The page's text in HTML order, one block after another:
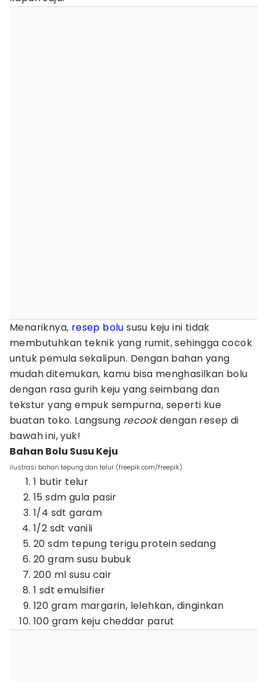
Menariknya, resep bolu susu keju ini tidak
membutuhkan teknik yang rumit, sehingga cocok
untuk pemula sekalipun. Dengan bahan yang
mudah ditemukan, kamu bisa menghasilkan bolu
dengan rasa gurih keju yang seimbang dan
tekstur yang empuk sempurna, seperti kue
buatan toko. Langsung recookdengan resep di
bawah ini, yuk!
Bahan Bolu Susu Keju
ilustrasi bahan tepung dan telur (freepik.com/freepik)
1 butir telur
15 sdm gula pasir
1/4 sdt garam
1/2 sdt vanili
20 sdm tepung terigu protein sedang
20 gram susu bubuk
200 ml susu cair
1 sdt emulsifier
120 gram margarin, lelehkan, dinginkan
100 gram keju cheddar parut